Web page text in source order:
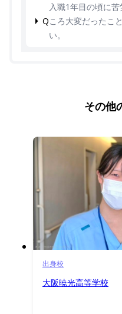
Q
入職1年目の頃に
ころ大変だったこ
い。
その他
出身校
大阪暁光高等学校